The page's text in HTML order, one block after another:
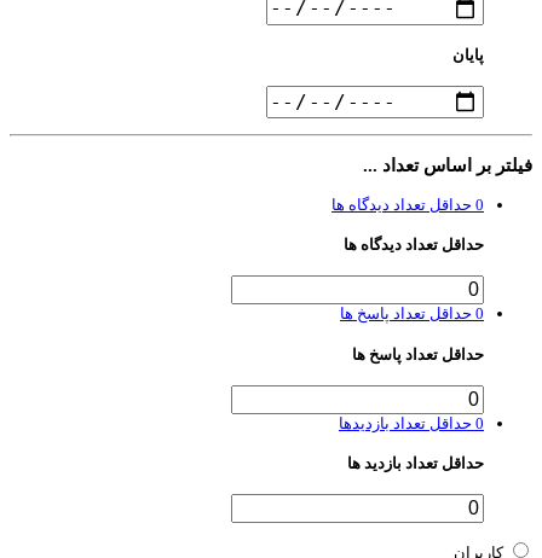
پایان
بر اساس تعداد ...
0 حداقل تعداد دیدگاه ها
حداقل تعداد دیدگاه ها
0 حداقل تعداد پاسخ ها
حداقل تعداد پاسخ ها
0 حداقل تعداد بازدیدها
حداقل تعداد بازدید ها
کاربران